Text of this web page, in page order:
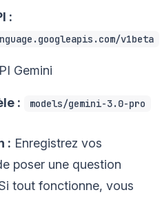
:
v1beta
Gemini
: models/gemini-3.0-pro
: Enregistrez vos
poser une question
tout fonctionne, vous